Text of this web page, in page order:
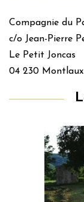
Compagnie du
c/o Jean-Pierre
Le Petit Joncas
04 230 Montlaux